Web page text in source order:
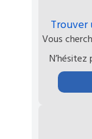
Trouver
Vous